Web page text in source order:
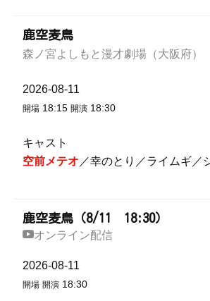
鹿空麦鳥
森ノ宮よしもと漫才劇場（大阪府）
2026-08-11
開場 18:15 開演 18:30
キャスト
空前メテオ ／幸のとり／ライムギ／
鹿空麦鳥（8/11 18:30）
オンライン配信
2026-08-11
開場 開演 18:30